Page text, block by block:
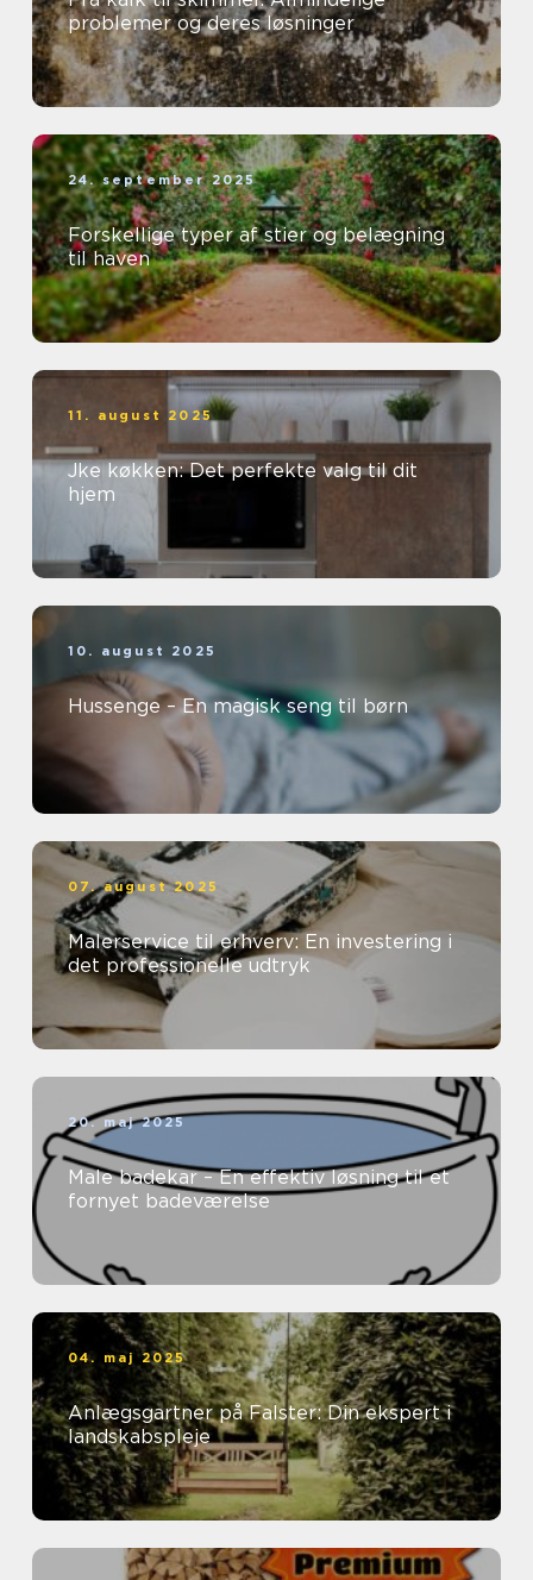
problemer og deres løsninger
24. september 2025
Forskellige typer af stier og belægning
til haven
11. august 2025
Jke køkken: Det perfekte valg til dit
hjem
10. august 2025
Hussenge – En magisk seng til børn
07. august 2025
Malerservice til erhverv: En investering i
det professionelle udtryk
20. maj 2025
Male badekar – En effektiv løsning til et
fornyet badeværelse
04. maj 2025
Anlægsgartner på Falster: Din ekspert i
landskabspleje